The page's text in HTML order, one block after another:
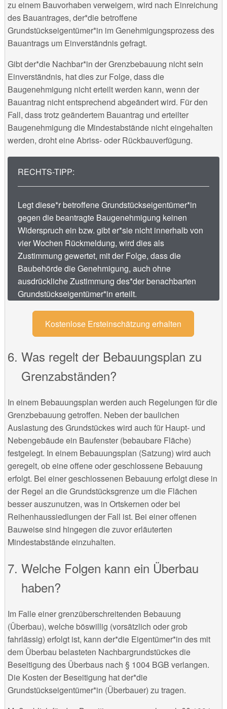
zu einem Bauvorhaben verweigern, wird nach Einreichung
des Bauantrages, der*die betroffene
Grundstückseigentümer*in im Genehmigungsprozess des
Bauantrags um Einverständnis gefragt.
Gibt der*die Nachbar*in der Grenzbebauung nicht sein
Einverständnis, hat dies zur Folge, dass die
Baugenehmigung nicht erteilt werden kann, wenn der
Bauantrag nicht entsprechend abgeändert wird. Für den
Fall, dass trotz geändertem Bauantrag und erteilter
Baugenehmigung die Mindestabstände nicht eingehalten
werden, droht eine Abriss- oder Rückbauverfügung.
RECHTS-TIPP:
Legt diese*r betroffene Grundstückseigentümer*in
gegen die beantragte Baugenehmigung keinen
Widerspruch ein bzw. gibt er*sie nicht innerhalb von
vier Wochen Rückmeldung, wird dies als
Zustimmung gewertet, mit der Folge, dass die
Baubehörde die Genehmigung, auch ohne
ausdrückliche Zustimmung des*der benachbarten
Grundstückseigentümer*in erteilt.
Kostenlose Ersteinschätzung erhalten
Was regelt der Bebauungsplan zu
Grenzabständen?
In einem Bebauungsplan werden auch Regelungen für die
Grenzbebauung getroffen. Neben der baulichen
Auslastung des Grundstückes wird auch für Haupt- und
Nebengebäude ein Baufenster (bebaubare Fläche)
festgelegt. In einem Bebauungsplan (Satzung) wird auch
geregelt, ob eine offene oder geschlossene Bebauung
erfolgt. Bei einer geschlossenen Bebauung erfolgt diese in
der Regel an die Grundstücksgrenze um die Flächen
besser auszunutzen, was in Ortskernen oder bei
Reihenhaussiedlungen der Fall ist. Bei einer offenen
Bauweise sind hingegen die zuvor erläuterten
Mindestabstände einzuhalten.
Welche Folgen kann ein Überbau
haben?
Im Falle einer grenzüberschreitenden Bebauung
(Überbau), welche böswillig (vorsätzlich oder grob
fahrlässig) erfolgt ist, kann der*die Eigentümer*in des mit
dem Überbau belasteten Nachbargrundstückes die
Beseitigung des Überbaus nach § 1004 BGB verlangen.
Die Kosten der Beseitigung hat der*die
Grundstückseigentümer*in (Überbauer) zu tragen.